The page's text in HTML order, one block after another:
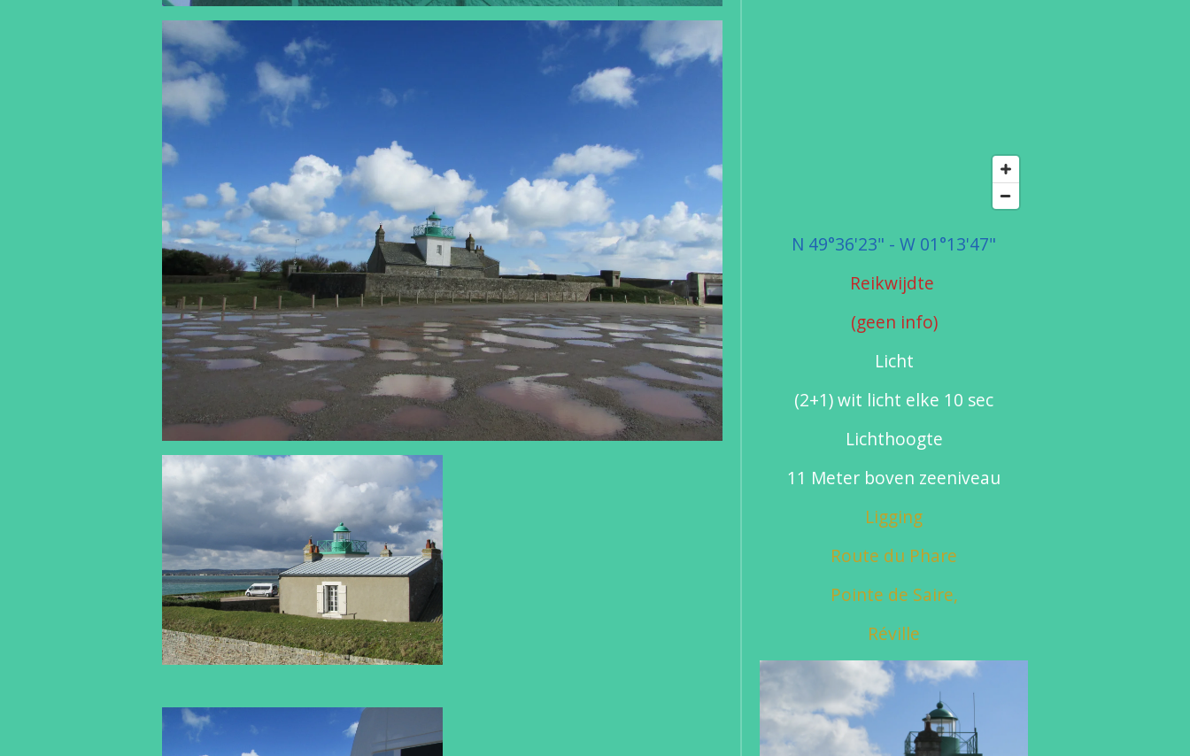
N 49°36'23" - W 01°13'47"
Reikwijdte
(geen info)
Licht
(2+1) wit licht elke 10 sec
Lichthoogte
11 Meter boven zeeniveau
Ligging
Route du Phare
Pointe de Saire,
Réville